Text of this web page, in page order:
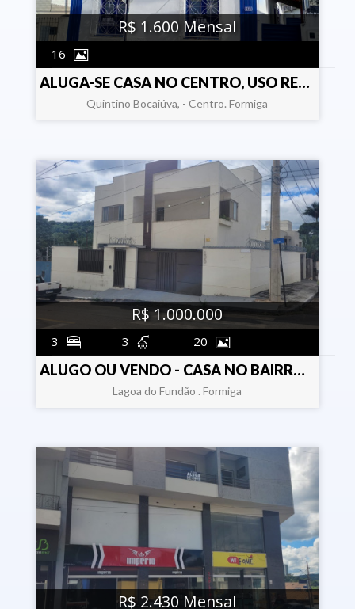
ALUGA-SE CASA NO CENTRO, USO RESIDENCIAL OU COMERCIAL
Quintino Bocaiúva, - Centro. Formiga
16
R$ 1.600 Mensal
ALUGO OU VENDO - CASA NO BAIRRO LAGOA DO FUNDÃO
Lagoa do Fundão . Formiga
3 3 20
R$ 1.000.000
R$ 2.430 Mensal